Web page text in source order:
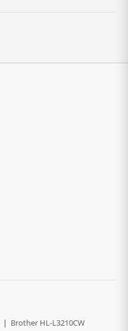
| Brother HL-L3210CW